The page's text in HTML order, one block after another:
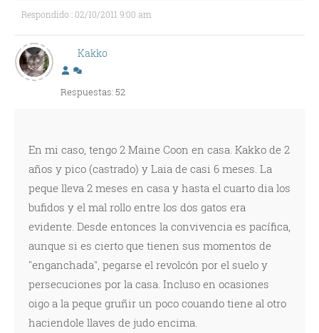
Respondido : 02/10/2011 9:00 am
Kakko
Respuestas: 52
En mi caso, tengo 2 Maine Coon en casa. Kakko de 2
años y pico (castrado) y Laia de casi 6 meses. La
peque lleva 2 meses en casa y hasta el cuarto dia los
bufidos y el mal rollo entre los dos gatos era
evidente. Desde entonces la convivencia es pacífica,
aunque si es cierto que tienen sus momentos de
"enganchada", pegarse el revolcón por el suelo y
persecuciones por la casa. Incluso en ocasiones
oigo a la peque gruñir un poco couando tiene al otro
haciendole llaves de judo encima.